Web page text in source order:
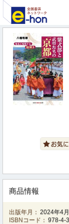
商品情報
出版年月： 2024年4月
ISBNコード： 978-4-